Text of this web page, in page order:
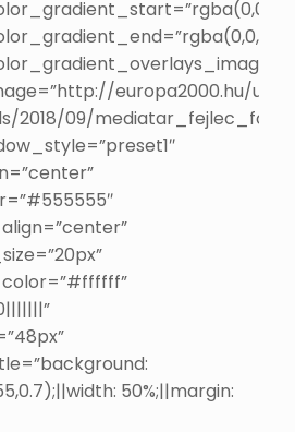
europa2000.hu/uj/
2018/09/mediatar_fejlec_foto-
50%;||margin: